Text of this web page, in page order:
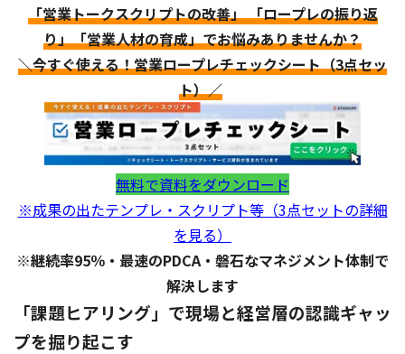
「営業トークスクリプトの改善」 「ロープレの振り返
り」「営業人材の育成」でお悩みありませんか？
＼今すぐ使える！営業ロープレチェックシート（3点セッ
ト）／
無料で資料をダウンロード
※成果の出たテンプレ・スクリプト等（3点セットの詳細
を見る）
※継続率95％・最速のPDCA・磐石なマネジメント体制で
解決します
「課題ヒアリング」で現場と経営層の認識ギャッ
プを掘り起こす